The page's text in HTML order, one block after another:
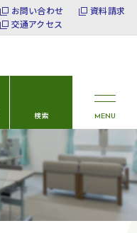
お問い合わせ
資料請求
交通アクセス
MENU
検索